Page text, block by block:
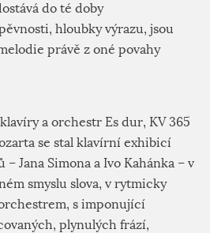
do té doby
hloubky výrazu, jsou
právě z oné povahy
a orchestr Es dur, KV 365
se stal klavírní exhibicí
Jana Simona a Ivo Kahánka – v
smyslu slova, v rytmicky
s imponující
plynulých frází,